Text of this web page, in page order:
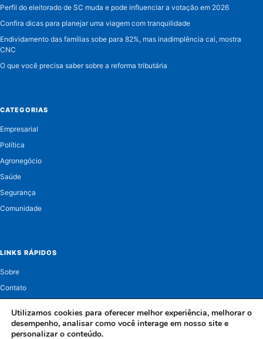
Perfil do eleitorado de SC muda e pode influenciar a votação em 2026
Confira dicas para planejar uma viagem com tranquilidade
Endividamento das famílias sobe para 82%, mas inadimplência cai, mostra
CNC
O que você precisa saber sobre a reforma tributária
CATEGORIAS
Empresarial
Política
Agronegócio
Saúde
Segurança
Comunidade
LINKS RÁPIDOS
Sobre
Contato
Utilizamos cookies para oferecer melhor experiência, melhorar o
desempenho, analisar como você interage em nosso site e
personalizar o conteúdo.